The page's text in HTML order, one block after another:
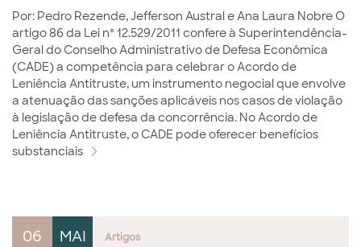
Por: Pedro Rezende, Jefferson Austral e Ana Laura Nobre O
artigo 86 da Lei nº 12.529/2011 confere à Superintendência-
Geral do Conselho Administrativo de Defesa Econômica
(CADE) a competência para celebrar o Acordo de
Leniência Antitruste, um instrumento negocial que envolve
a atenuação das sanções aplicáveis nos casos de violação
à legislação de defesa da concorrência. No Acordo de
Leniência Antitruste, o CADE pode oferecer benefícios
substanciais
06 MAI Artigos